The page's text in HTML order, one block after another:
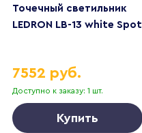
Точечный светильник
LEDRON LB-13 white Spot
Доступно к заказу: 1 шт.
7552 руб.
Купить